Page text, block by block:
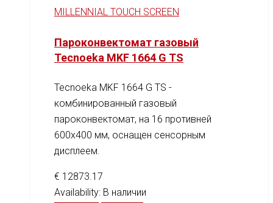
MILLENNIAL TOUCH SCREEN
Пароконвектомат газовый
Tecnoeka MKF 1664 G TS
Tecnoeka MKF 1664 G TS -
комбинированный газовый
пароконвектомат, на 16 противней
600x400 мм, оснащен сенсорным
дисплеем.
€ 12873.17
Availability: В наличии